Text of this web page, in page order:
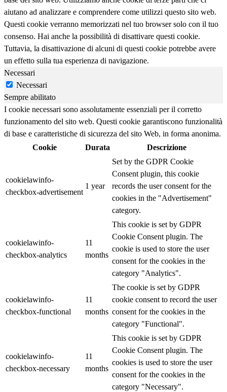
aiutano ad analizzare e comprendere come utilizzi questo sito web.
Questi cookie verranno memorizzati nel tuo browser solo con il tuo
consenso. Hai anche la possibilità di disattivare questi cookie.
Tuttavia, la disattivazione di alcuni di questi cookie potrebbe avere
un effetto sulla tua esperienza di navigazione.
Necessari
Necessari
Sempre abilitato
I cookie necessari sono assolutamente essenziali per il corretto
funzionamento del sito web. Questi cookie garantiscono funzionalità
di base e caratteristiche di sicurezza del sito Web, in forma anonima.
Cookie
Durata Descrizione
cookielawinfo-
checkbox-advertisement
1 year
Set by the GDPR Cookie
Consent plugin, this cookie
records the user consent for the
cookies in the "Advertisement"
category.
cookielawinfo-
checkbox-analytics
11
months
This cookie is set by GDPR
Cookie Consent plugin. The
cookie is used to store the user
consent for the cookies in the
category "Analytics".
cookielawinfo-
checkbox-functional
11
months
The cookie is set by GDPR
cookie consent to record the user
consent for the cookies in the
category "Functional".
cookielawinfo-
checkbox-necessary
11
months
This cookie is set by GDPR
Cookie Consent plugin. The
cookies is used to store the user
consent for the cookies in the
category "Necessary".